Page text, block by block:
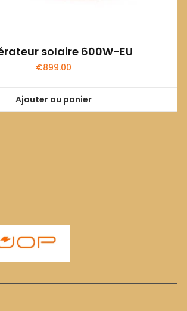
solaire 600W-EU
€899.00
Ajouter au panier